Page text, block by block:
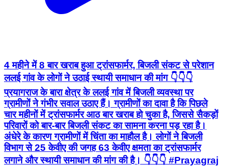
4 महीने में 8 बार खराब हुआ ट्रांसफार्मर, बिजली संकट से परेशान
ललई गांव के लोगों ने उठाई स्थायी समाधान की मांग 👇👇👇
प्रयागराज के बारा क्षेत्र के ललई गांव में बिजली व्यवस्था पर
ग्रामीणों ने गंभीर सवाल उठाए हैं। ग्रामीणों का दावा है कि पिछले
चार महीनों में ट्रांसफार्मर आठ बार खराब हो चुका है, जिससे सैकड़ों
परिवारों को बार-बार बिजली संकट का सामना करना पड़ रहा है।
अंधेरे के कारण ग्रामीणों में चिंता का माहौल है। लोगों ने बिजली
विभाग से 25 केवीए की जगह 63 केवीए क्षमता का ट्रांसफार्मर
लगाने और स्थायी समाधान की मांग की है। 👇👇👇 #Prayagraj